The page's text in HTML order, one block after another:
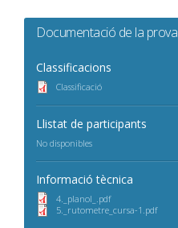
Documentació de la prova
Classificacions
Classificació
Llistat de participants
No disponibles
Informació tècnica
4._planol_.pdf
5._rutometre_cursa-1.pdf